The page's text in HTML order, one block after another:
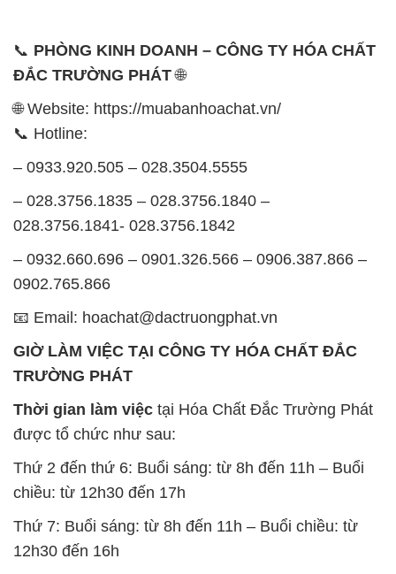
📞 PHÒNG KINH DOANH – CÔNG TY HÓA CHẤT
ĐẮC TRƯỜNG PHÁT🌐
🌐 Website: https://muabanhoachat.vn/
📞 Hotline:
– 0933.920.505 – 028.3504.5555
– 028.3756.1835 – 028.3756.1840 –
028.3756.1841- 028.3756.1842
– 0932.660.696 – 0901.326.566 – 0906.387.866 –
0902.765.866
📧 Email: hoachat@dactruongphat.vn
GIỜ LÀM VIỆC TẠI CÔNG TY HÓA CHẤT ĐẮC
TRƯỜNG PHÁT
Thời gian làm việc tại Hóa Chất Đắc Trường Phát
được tổ chức như sau:
Thứ 2 đến thứ 6: Buổi sáng: từ 8h đến 11h – Buổi
chiều: từ 12h30 đến 17h
Thứ 7: Buổi sáng: từ 8h đến 11h – Buổi chiều: từ
12h30 đến 16h